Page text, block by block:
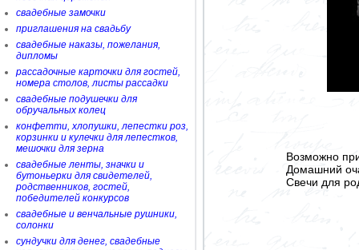
свадебные замочки
приглашения на свадьбу
свадебные наказы, пожелания,
дипломы
рассадочные карточки для гостей,
номера столов, листы рассадки
свадебные подушечки для
обручальных колец
конфетти, хлопушки, лепестки роз,
корзинки и кулечки для лепестков,
мешочки для зерна
свадебные ленты, значки и
бутоньерки для свидетелей,
родственников, гостей,
победителей конкурсов
свадебные и венчальные рушники,
солонки
сундучки для денег, свадебные
Возможно
Домашний
Свечи для